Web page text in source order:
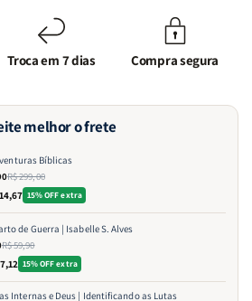
Troca em 7 dias Compra segura
melhor o frete
Bíblicas
R$ 299,00
15% OFF extra
de Guerra | Isabelle S. Alves
R$ 59,90
15% OFF extra
Internas e Deus | Identificando as Lutas